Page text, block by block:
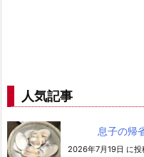
人気記事
息子の
2026年7月19日 に投